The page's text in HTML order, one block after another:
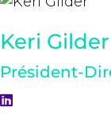
Keri Gilder
Président-